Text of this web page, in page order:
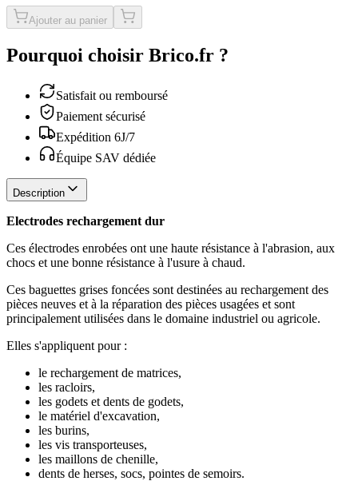
Ajouter au panier
Pourquoi choisir Brico.fr ?
Satisfait ou remboursé
Paiement sécurisé
Expédition 6J/7
Équipe SAV dédiée
Description
Electrodes rechargement dur
Ces électrodes enrobées ont une haute résistance à l'abrasion, aux
chocs et une bonne résistance à l'usure à chaud.
Ces baguettes grises foncées sont destinées au rechargement des
pièces neuves et à la réparation des pièces usagées et sont
principalement utilisées dans le domaine industriel ou agricole.
Elles s'appliquent pour :
le rechargement de matrices,
les racloirs,
les godets et dents de godets,
le matériel d'excavation,
les burins,
les vis transporteuses,
les maillons de chenille,
dents de herses, socs, pointes de semoirs.